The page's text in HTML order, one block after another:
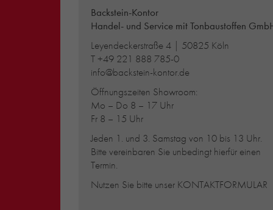
Backstein-Kontor
Handel- und Service mit Tonbaustoffen
Leyendeckerstraße 4 | 50825 Köln
T+49 221 888 785-0
info@backstein-kontor.de
Öffnungszeiten Showroom:
Mo – Do 8 – 17 Uhr
Fr 8 – 15 Uhr
Jeden 1. und 3. Samstag von 10 bis 13 Uhr.
Bitte vereinbaren Sie unbedingt hierfür einen
Termin.
Nutzen Sie bitte unser KONTAKTFORMULAR